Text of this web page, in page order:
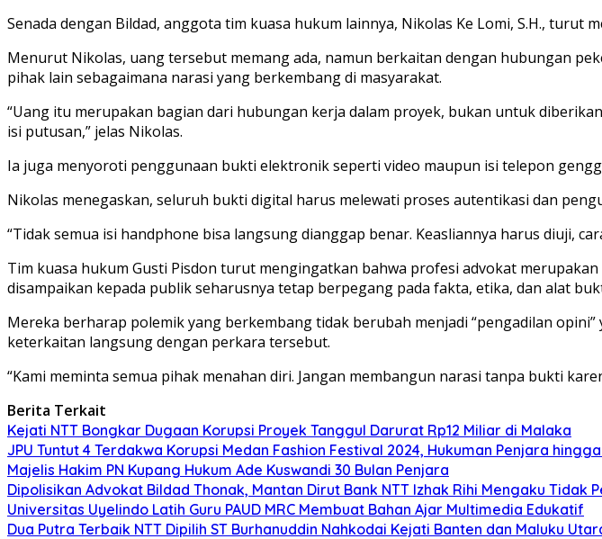
Senada dengan Bildad, anggota tim kuasa hukum lainnya, Nikolas Ke Lomi, S.H.,
Menurut Nikolas, uang tersebut memang ada, namun berkaitan dengan hubungan
pihak lain sebagaimana narasi yang berkembang di masyarakat.
“Uang itu merupakan bagian dari hubungan kerja dalam proyek, bukan untuk
isi putusan,” jelas Nikolas.
Ia juga menyoroti penggunaan bukti elektronik seperti video maupun isi telepon
Nikolas menegaskan, seluruh bukti digital harus melewati proses autentikasi dan
“Tidak semua isi handphone bisa langsung dianggap benar. Keasliannya harus diuji,
Tim kuasa hukum Gusti Pisdon turut mengingatkan bahwa profesi advokat
disampaikan kepada publik seharusnya tetap berpegang pada fakta, etika, dan alat
Mereka berharap polemik yang berkembang tidak berubah menjadi “pengadilan
keterkaitan langsung dengan perkara tersebut.
“Kami meminta semua pihak menahan diri. Jangan membangun narasi tanpa bukti
Berita Terkait
Kejati NTT Bongkar Dugaan Korupsi Proyek Tanggul Darurat Rp12 Miliar di Malaka
JPU Tuntut 4 Terdakwa Korupsi Medan Fashion Festival 2024, Hukuman Penjara hingga
Majelis Hakim PN Kupang Hukum Ade Kuswandi 30 Bulan Penjara
Dipolisikan Advokat Bildad Thonak, Mantan Dirut Bank NTT Izhak Rihi Mengaku Tidak
Universitas Uyelindo Latih Guru PAUD MRC Membuat Bahan Ajar Multimedia Edukatif
Dua Putra Terbaik NTT Dipilih ST Burhanuddin Nahkodai Kejati Banten dan Maluku